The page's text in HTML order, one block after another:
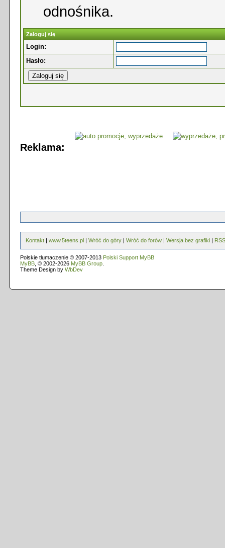
odnośnika.
Zaloguj się
Login:
Hasło:
Reklama:
Kontakt | www.5teens.pl | Wróć do góry | Wróć do forów | Wersja bez grafiki | RSS
Polskie tłumaczenie © 2007-2013 Polski Support MyBB
MyBB , © 2002-2026 MyBB Group
Theme Design by WbDev